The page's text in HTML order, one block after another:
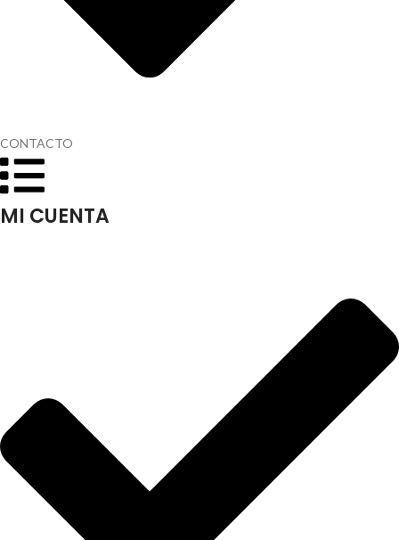
CONTACTO
MI CUENTA